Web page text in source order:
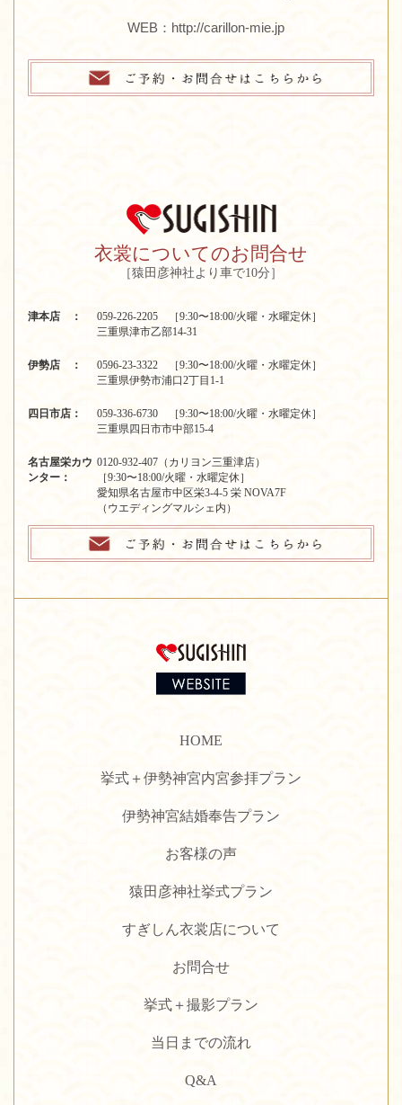
WEB： http://carillon-mie.jp
衣裳についてのお問合せ
［猿田彦神社より車で10分］
津本店 ：
059-226-2205 ［9:30〜18:00/火曜・水曜定休］
三重県津市乙部14-31
伊勢店 ：
0596-23-3322 ［9:30〜18:00/火曜・水曜定休］
三重県伊勢市浦口2丁目1-1
四日市店：
059-336-6730 ［9:30〜18:00/火曜・水曜定休］
三重県四日市市中部15-4
名古屋栄カウ
ンター：
0120-932-407（カリヨン三重津店）
［9:30〜18:00/火曜・水曜定休］
愛知県名古屋市中区栄3-4-5 栄 NOVA7F
（ウエディングマルシェ内）
HOME
挙式＋伊勢神宮内宮参拝プラン
伊勢神宮結婚奉告プラン
お客様の声
猿田彦神社挙式プラン
すぎしん衣裳店について
お問合せ
挙式＋撮影プラン
当日までの流れ
Q&A